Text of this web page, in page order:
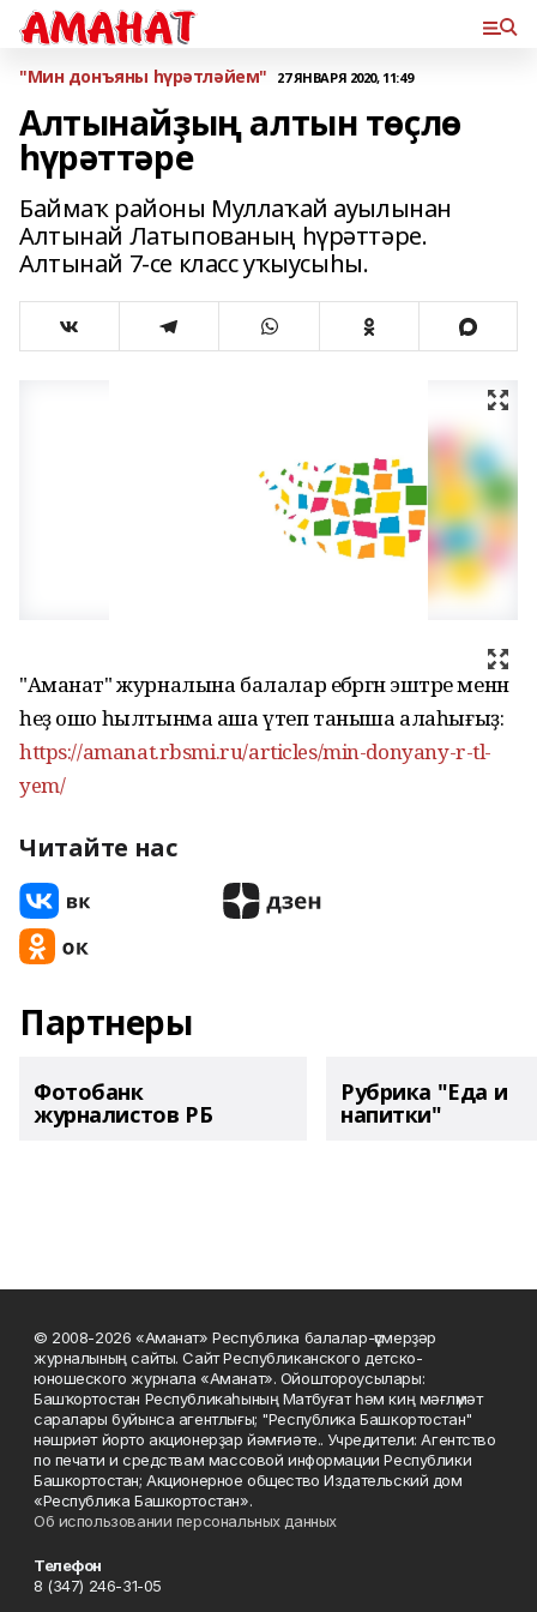
"Мин донъяны һүрәтләйем" 27 ЯНВАРЯ 2020, 11:49
Алтынайҙың алтын төҫлө
һүрәттәре
Баймаҡ районы Муллаҡай ауылынан
Алтынай Латыпованың һүрәттәре.
Алтынай 7-сe класс уҡыусыһы.
"Аманат" журналына балалар ебәргән эштәре менән
һеҙ ошо һылтынма аша үтеп таныша алаһығыҙ:
https://amanat.rbsmi.ru/articles/min-donyany-r-tl-
yem/
Читайте нас
Партнеры
Фотобанк
журналистов РБ
Рубрика "Еда и
напитки"
© 2008-2026 «Аманат» Республика балалар-үҫмерҙәр
журналының сайты. Сайт Республиканского детско-
юношеского журнала «Аманат». Ойоштороусылары:
Башҡортостан Республикаһының Матбуғат һәм киң мәғлүмәт
саралары буйынса агентлығы; "Республика Башкортостан"
нәшриәт йорто акционерҙар йәмғиәте.. Учредители: Агентство
по печати и средствам массовой информации Республики
Башкортостан; Акционерное общество Издательский дом
«Республика Башкортостан».
Об использовании персональных данных
Телефон
8 (347) 246-31-05